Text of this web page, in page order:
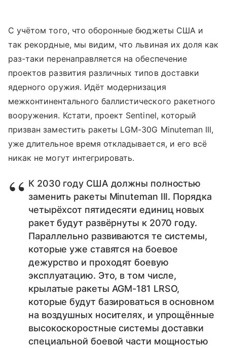
С учётом того, что оборонные бюджеты США и
так рекордные, мы видим, что львиная их доля как
раз-таки перенаправляется на обеспечение
проектов развития различных типов доставки
ядерного оружия. Идёт модернизация
межконтинентального баллистического ракетного
вооружения. Кстати, проект Sentinel, который
призван заместить ракеты LGM-30G Minuteman III,
уже длительное время откладывается, и его всё
никак не могут интегрировать.
К 2030 году США должны полностью
заменить ракеты Minuteman III. Порядка
четырёхсот пятидесяти единиц новых
ракет будут развёрнуты к 2070 году.
Параллельно развиваются те системы,
которые уже ставятся на боевое
дежурство и проходят боевую
эксплуатацию. Это, в том числе,
крылатые ракеты AGM-181 LRSO,
которые будут базироваться в основном
на воздушных носителях, и упрощённые
высокоскоростные системы доставки
специальной боевой части мощностью